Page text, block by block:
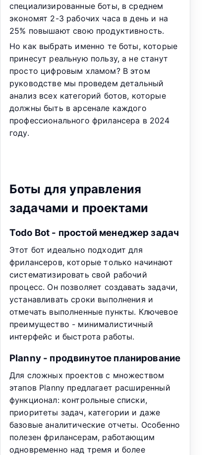
специализированные боты, в среднем
экономят 2-3 рабочих часа в день и на
25% повышают свою продуктивность.
Но как выбрать именно те боты, которые
принесут реальную пользу, а не станут
просто цифровым хламом? В этом
руководстве мы проведем детальный
анализ всех категорий ботов, которые
должны быть в арсенале каждого
профессионального фрилансера в 2024
году.
Боты для управления
задачами и проектами
Todo Bot - простой менеджер задач
Этот бот идеально подходит для
фрилансеров, которые только начинают
систематизировать свой рабочий
процесс. Он позволяет создавать задачи,
устанавливать сроки выполнения и
отмечать выполненные пункты. Ключевое
преимущество - минималистичный
интерфейс и быстрота работы.
Planny - продвинутое планирование
Для сложных проектов с множеством
этапов Planny предлагает расширенный
функционал: контрольные списки,
приоритеты задач, категории и даже
базовые аналитические отчеты. Особенно
полезен фрилансерам, работающим
одновременно над тремя и более